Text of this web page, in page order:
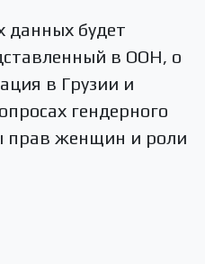
данных будет
в ООН, о
в Грузии и
гендерного
прав женщин и роли